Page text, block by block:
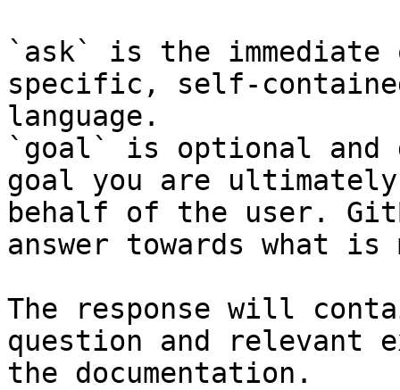
`ask` is the
specific, self-
language.
`goal` is optional and
goal you are
behalf of the user.
answer towards what
The response will
question and relevant
the documentation.